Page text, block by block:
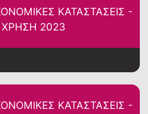
ΚΑΤΑΣΤΑΣΕΙΣ -
ΧΡΗΣΗ 2023
ΚΑΤΑΣΤΑΣΕΙΣ -